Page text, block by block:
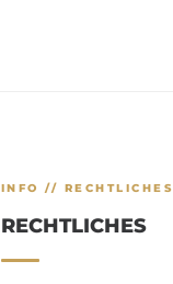
INFO // RECHTLICHES
RECHTLICHES